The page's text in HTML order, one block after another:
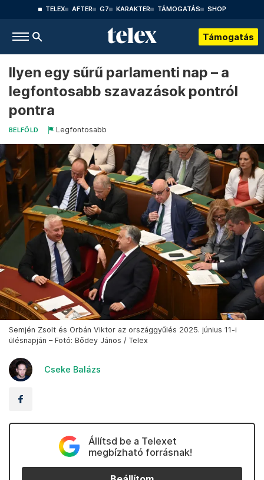
TELEX AFTER G7 KARAKTER TÁMOGATÁS SHOP
Támogatás
Ilyen egy sűrű parlamenti nap – a
legfontosabb szavazások pontról
pontra
BELFÖLD Legfontosabb
Semjén Zsolt és Orbán Viktor az országgyűlés 2025. június 11-i
ülésnapján – Fotó: Bődey János / Telex
Cseke Balázs
Állítsd be a Telexet
megbízható forrásnak!